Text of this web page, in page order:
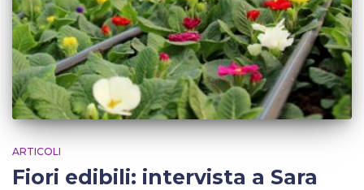
ARTICOLI
Fiori edibili: intervista a Sara